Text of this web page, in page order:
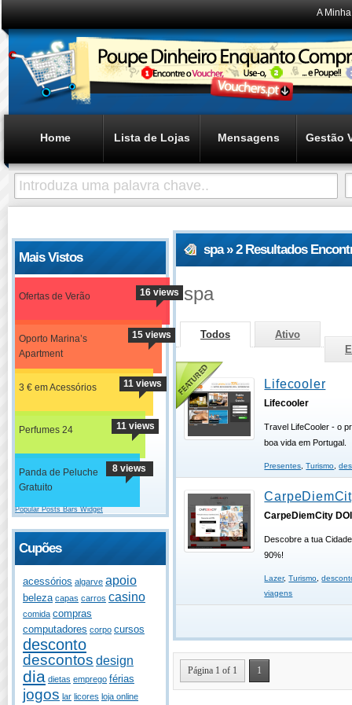
A
Home Lista de Lojas Mensagens Gestão
Mais Vistos
Ofertas de Verão 16 views
Oporto Marina’s
Apartment
15 views
3 € em Acessórios 11 views
Perfumes 24 11 views
Panda de Peluche
Gratuito
8 views
Popular Posts Bars Widget
Cupões
acessórios algarve apoio
beleza capas carros casino
comida compras
computadores corpo cursos
desconto
descontos design
dia dietas emprego férias
jogos lar licores loja online
spa » 2 Resultados
spa
Todos
Ativo
Lifecooler
Lifecooler
Travel LifeCooler - o
boa vida em Portugal.
Presentes ,Turismo ,
CarpeDiemCity DOI
Descobre a tua
90%!
Lazer,Turismo ,
viagens
Página 1 of 1 1